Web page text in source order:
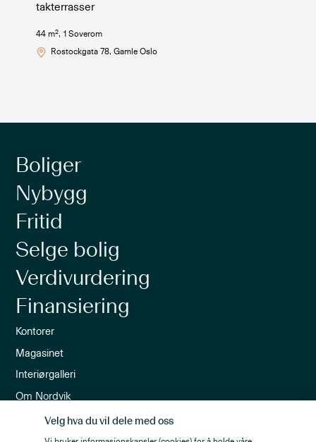
takterrasser
44 m2, 1 Soverom
Rostockgata 78, Gamle Oslo
Boliger
Nybygg
Fritid
Selge bolig
Verdivurdering
Finansiering
Kontorer
Magasinet
Interiørgalleri
Om Nordvik
Ledige stillinger
Velg hva du vil dele med oss